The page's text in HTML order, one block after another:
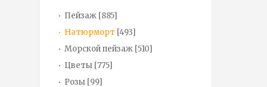
Пейзаж [885]
Натюрморт [493]
Морской пейзаж [510]
Цветы [775]
Розы [99]